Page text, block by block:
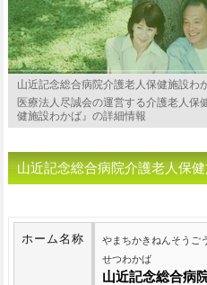
山近記念総合病院介護老人保健施設わ
医療法人尽誠会の運営する介護老人保
健施設わかば』の詳細情報
山近記念総合病院介護老人保
ホーム名称
やまちかきねんそうご
せつわかば
山近記念総合病